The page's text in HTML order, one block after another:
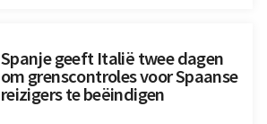
Spanje geeft Italië twee dagen
om grenscontroles voor Spaanse
reizigers te beëindigen